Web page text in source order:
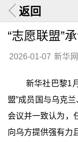
返回
“志愿联盟”
2026-01-07 新华网
新华社巴黎1
盟”成员国与乌克
会议并一致认为，
向乌方提供强有力